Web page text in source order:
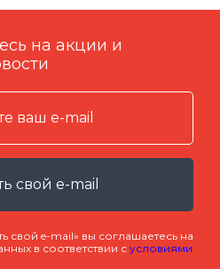
на акции и
свой e-mail
свой e-mail» вы соглашаетесь на
в соответствии с условиями